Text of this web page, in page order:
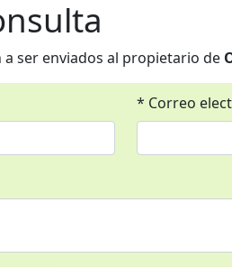
a ser enviados al propietario de
* Correo